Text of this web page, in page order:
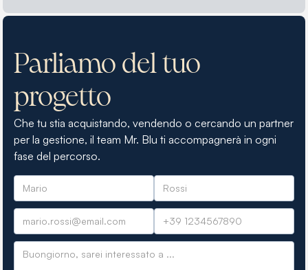
Parliamo del tuo
progetto
Che tu stia acquistando, vendendo o cercando un partner
per la gestione, il team Mr. Blu ti accompagnerà in ogni
fase del percorso.